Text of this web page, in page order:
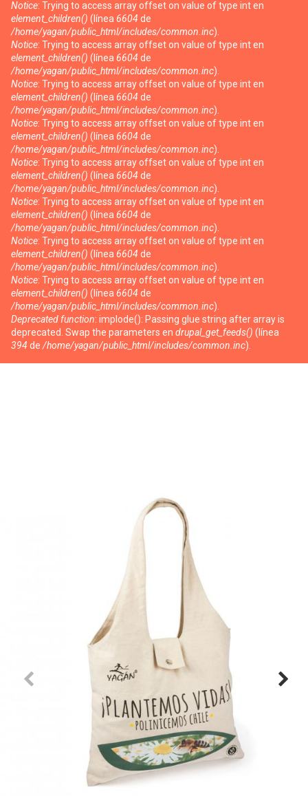
Notice: Trying to access array offset on value of type int en
element_children() (línea 6604 de
/home/yagan/public_html/includes/common.inc).
Notice: Trying to access array offset on value of type int en
element_children() (línea 6604 de
/home/yagan/public_html/includes/common.inc).
Notice: Trying to access array offset on value of type int en
element_children() (línea 6604 de
/home/yagan/public_html/includes/common.inc).
Notice: Trying to access array offset on value of type int en
element_children() (línea 6604 de
/home/yagan/public_html/includes/common.inc).
Notice: Trying to access array offset on value of type int en
element_children() (línea 6604 de
/home/yagan/public_html/includes/common.inc).
Notice: Trying to access array offset on value of type int en
element_children() (línea 6604 de
/home/yagan/public_html/includes/common.inc).
Notice: Trying to access array offset on value of type int en
element_children() (línea 6604 de
/home/yagan/public_html/includes/common.inc).
Notice: Trying to access array offset on value of type int en
element_children() (línea 6604 de
/home/yagan/public_html/includes/common.inc).
Deprecated function: implode(): Passing glue string after array is
deprecated. Swap the parameters en drupal_get_feeds() (línea
394 de /home/yagan/public_html/includes/common.inc).